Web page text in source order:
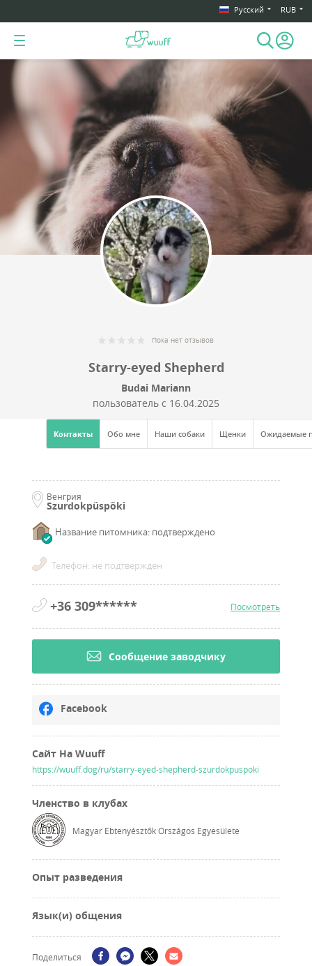
Русский RUB
Пока нет отзывов
Starry-eyed Shepherd
Budai Mariann
пользователь с 16.04.2025
Контакты Обо мне Наши собаки Щенки Ожидаемые
Венгрия
Szurdokpüspöki
Название питомника: подтверждено
Телефон: не подтвержден
+36 309****** Посмотреть
Cообщение заводчику
Facebook
Сайт На Wuuff
https://wuuff.dog/ru/starry-eyed-shepherd-szurdokpuspoki
Членство в клубах
Magyar Ebtenyésztők Országos Egyesülete
Опыт разведения
Язык(и) общения
Поделиться